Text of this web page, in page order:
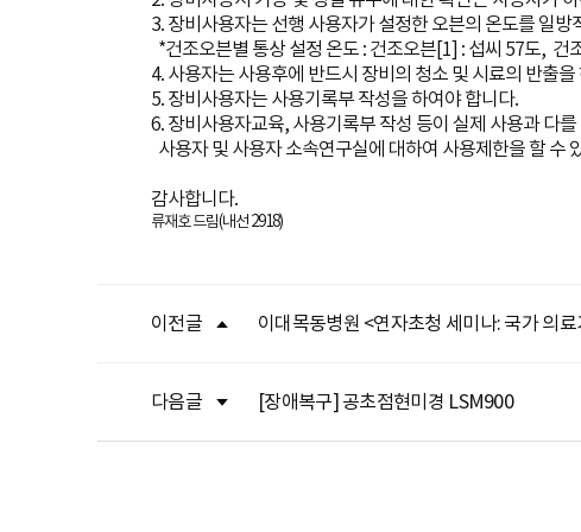
3. 장비사용자는 선행 사용자가 설정한 오븐의 온도를 일
*건조오븐별 통상 설정 온도 : 건조오븐[1] : 섭씨 57도, 건
4. 사용자는 사용후에 반드시 장비의 청소 및 시료의 반출
5. 장비사용자는 사용기록부 작성을 하여야 합니다.
6. 장비사용자교육, 사용기록부 작성 등이 실제 사용과 다
사용자 및 사용자 소속연구실에 대하여 사용제한을 할 수
감사합니다.
류재호 드림(내선 2918)
이전글 이대목동병원 <연자초청 세미나: 국가 의
다음글 [장애복구] 공초점현미경 LSM900